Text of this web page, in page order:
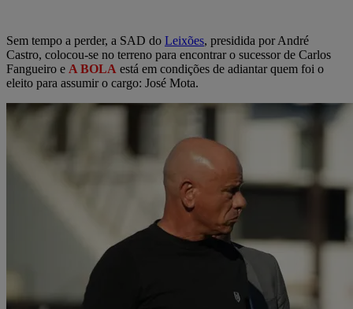
Sem tempo a perder, a SAD do Leixões, presidida por André
Castro, colocou-se no terreno para encontrar o sucessor de Carlos
Fangueiro e A BOLA está em condições de adiantar quem foi o
eleito para assumir o cargo: José Mota.